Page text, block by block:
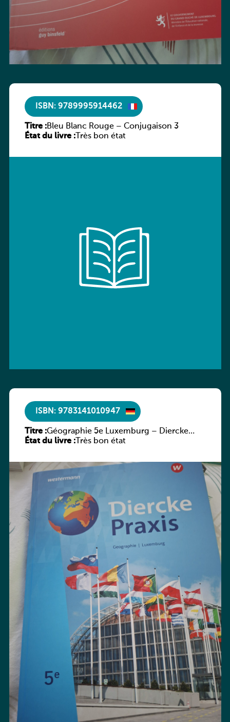
ISBN: 9789995914462
Titre :Bleu Blanc Rouge – Conjugaison 3
État du livre :Très bon état
ISBN: 9783141010947
Titre :Géographie 5e Luxemburg – Diercke
Praxis
État du livre :Très bon état